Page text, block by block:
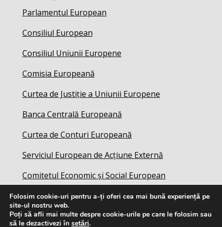
Parlamentul European
Consiliul European
Consiliul Uniunii Europene
Comisia Europeană
Curtea de Justiție a Uniunii Europene
Banca Centrală Europeană
Curtea de Conturi Europeană
Serviciul European de Acțiune Externă
Comitetul Economic și Social European
Folosim cookie-uri pentru a-ți oferi cea mai bună experiență pe
site-ul nostru web.
Poți să afli mai multe despre cookie-urile pe care le folosim sau
să le dezactivezi în setări.